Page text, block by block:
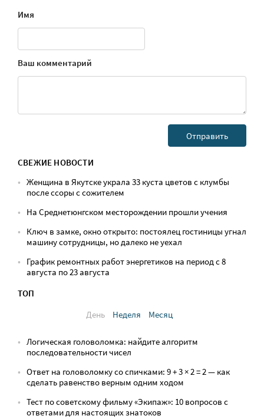
Имя
Ваш комментарий
СВЕЖИЕ НОВОСТИ
Женщина в Якутске украла 33 куста цветов с клумбы
после ссоры с сожителем
На Среднетюнгском месторождении прошли учения
Ключ в замке, окно открыто: постоялец гостиницы угнал
машину сотрудницы, но далеко не уехал
График ремонтных работ энергетиков на период с 8
августа по 23 августа
ТОП
День
Неделя Месяц
Логическая головоломка: найдите алгоритм
последовательности чисел
Ответ на головоломку со спичками: 9 + 3 × 2 = 2 — как
сделать равенство верным одним ходом
Тест по советскому фильму «Экипаж»: 10 вопросов с
ответами для настоящих знатоков